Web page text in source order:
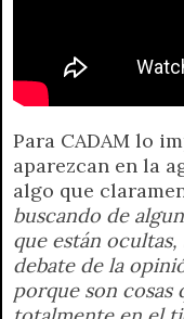
Para CADAM lo
aparezcan en la
algo que
buscando de
que están
debate de la
porque son cosas